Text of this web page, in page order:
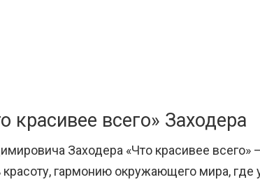
красивее всего» Заходера
Заходера «Что красивее всего»
гармонию окружающего мира, где